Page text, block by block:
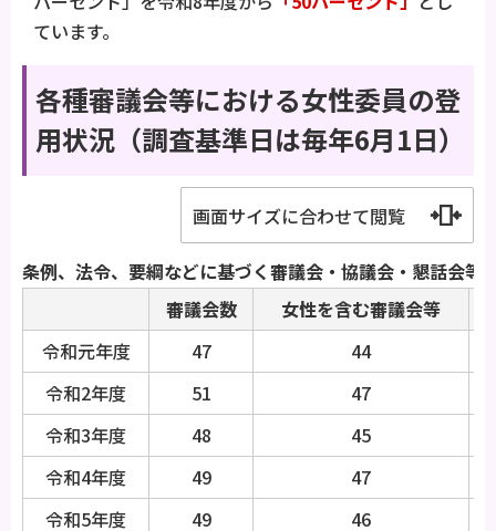
ています。
各種審議会等における女性委員の登
用状況（調査基準日は毎年6月1日）
画面サイズに合わせて閲覧
条例、法令、要綱などに基づく審議会・協議会・懇話会等
審議会数
女性を含む審議会等
令和元年度
47
44
令和2年度
51
47
令和3年度
48
45
令和4年度
49
47
令和5年度
49
46